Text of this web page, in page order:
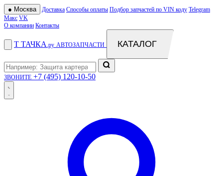
● Москва Доставка Способы оплаты Подбор запчастей по VIN коду Telegram
Макс VK
О компании Контакты
Т ТАЧКА .ру АВТОЗАПЧАСТИ КАТАЛОГ
ЗВОНИТЕ +7 (495) 120-10-50